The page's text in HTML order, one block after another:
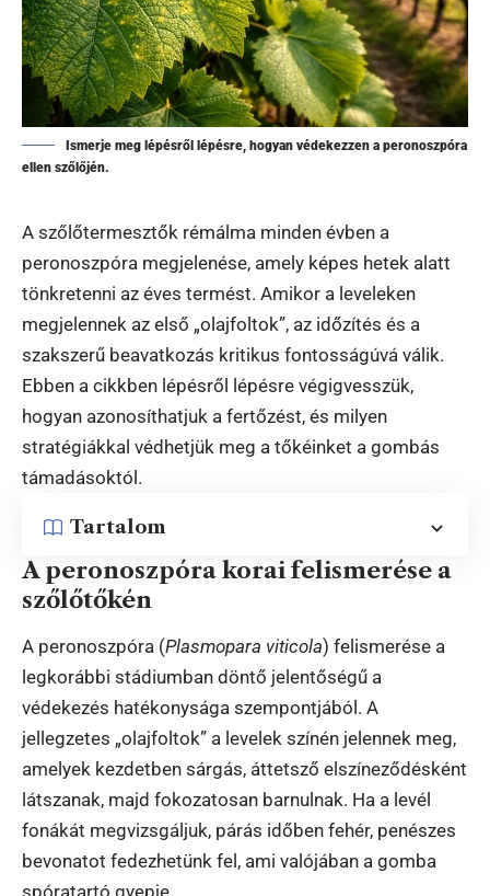
Ismerje meg lépésről lépésre, hogyan védekezzen a peronoszpóra
ellen szőlőjén.
A szőlőtermesztők rémálma minden évben a
peronoszpóra megjelenése, amely képes hetek alatt
tönkretenni az éves termést. Amikor a leveleken
megjelennek az első „olajfoltok”, az időzítés és a
szakszerű beavatkozás kritikus fontosságúvá válik.
Ebben a cikkben lépésről lépésre végigvesszük,
hogyan azonosíthatjuk a fertőzést, és milyen
stratégiákkal védhetjük meg a tőkéinket a gombás
támadásoktól.
Tartalom
A peronoszpóra korai felismerése a
szőlőtőkén
A peronoszpóra (Plasmopara viticola) felismerése a
legkorábbi stádiumban döntő jelentőségű a
védekezés hatékonysága szempontjából. A
jellegzetes „olajfoltok” a levelek színén jelennek meg,
amelyek kezdetben sárgás, áttetsző elszíneződésként
látszanak, majd fokozatosan barnulnak. Ha a levél
fonákát megvizsgáljuk, párás időben fehér, penészes
bevonatot fedezhetünk fel, ami valójában a gomba